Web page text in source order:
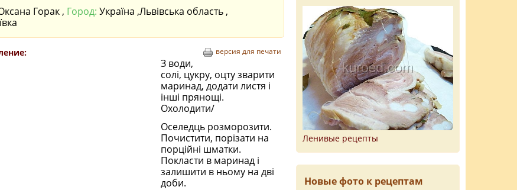
Горак , Город: Україна ,Львівська область ,
версия для печати
З води,
солі, цукру, оцту зварити
маринад, додати листя і
інші прянощі.
Охолодити/
Оселедць розморозити.
Почистити, порізати на
порційні шматки.
Покласти в маринад і
залишити в ньому на дві
доби.
Ленивые рецепты
Новые фото к рецептам